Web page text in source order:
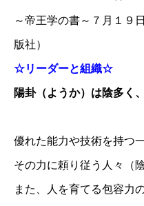
～帝王学の書～７月１９
版社）
☆リーダーと組織☆
陽卦（ようか）は陰多く
（繋
優れた能力や技術を持つ
その力に頼り従う人々（
また、人を育てる包容力